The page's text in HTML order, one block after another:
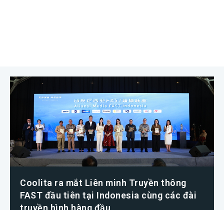
Coolita ra mắt Liên minh Truyền thông
FAST đầu tiên tại Indonesia cùng các đài
truyền hình hàng đầu